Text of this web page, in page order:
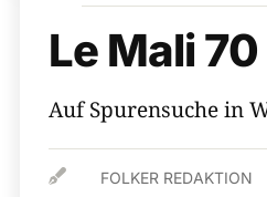
Le Mali 70
Auf Spurensuche in
 FOLKER REDAKTION